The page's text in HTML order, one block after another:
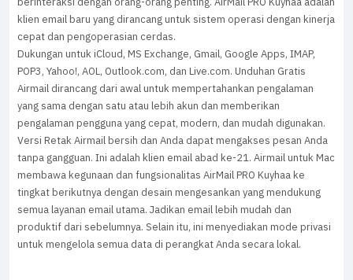
klien email baru yang dirancang untuk sistem operasi dengan kinerja
cepat dan pengoperasian cerdas.
Dukungan untuk iCloud, MS Exchange, Gmail, Google Apps, IMAP,
POP3, Yahoo!, AOL, Outlook.com, dan Live.com. Unduhan Gratis
Airmail dirancang dari awal untuk mempertahankan pengalaman
yang sama dengan satu atau lebih akun dan memberikan
pengalaman pengguna yang cepat, modern, dan mudah digunakan.
Versi Retak Airmail bersih dan Anda dapat mengakses pesan Anda
tanpa gangguan. Ini adalah klien email abad ke-21. Airmail untuk Mac
membawa kegunaan dan fungsionalitas AirMail PRO Kuyhaa ke
tingkat berikutnya dengan desain mengesankan yang mendukung
semua layanan email utama. Jadikan email lebih mudah dan
produktif dari sebelumnya. Selain itu, ini menyediakan mode privasi
untuk mengelola semua data di perangkat Anda secara lokal.